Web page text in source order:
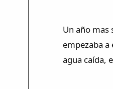
Un año mas
empezaba
agua caída,